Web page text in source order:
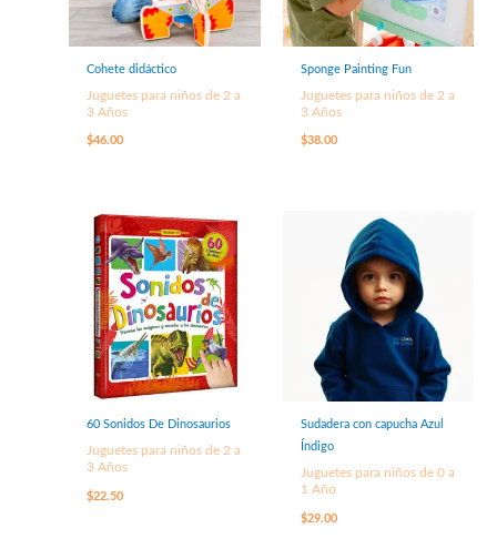
Cohete didáctico
Juguetes para niños de 2 a
3 Años
$46.00
Sponge Painting Fun
Juguetes para niños de 2 a
3 Años
$38.00
60 Sonidos De Dinosaurios
Juguetes para niños de 2 a
3 Años
$22.50
Sudadera con capucha Azul
Índigo
Juguetes para niños de 0 a
1 Año
$29.00